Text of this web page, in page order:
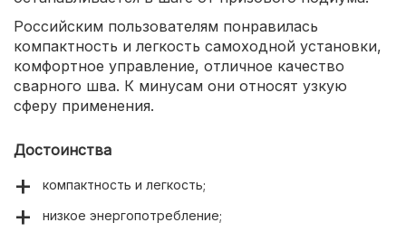
Российским пользователям понравилась
компактность и легкость самоходной установки,
комфортное управление, отличное качество
сварного шва. К минусам они относят узкую
сферу применения.
Достоинства
компактность и легкость;
низкое энергопотребление;